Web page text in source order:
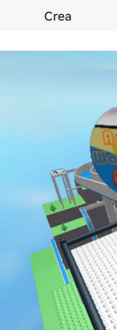
Crea